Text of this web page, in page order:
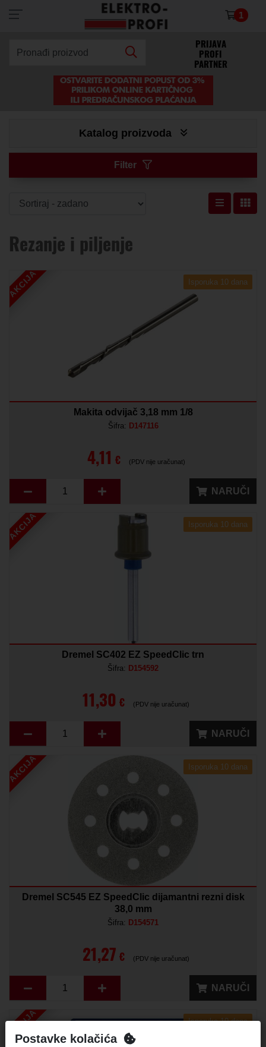
×
1
Pronađi proizvod
PRIJAVA
PROFI
PARTNER
Katalog proizvoda
Filter
Rezanje i piljenje
AKCIJA Isporuka 10 dana
Makita odvijač 3,18 mm 1/8
Šifra: D147116
4,11 € (PDV nije uračunat)
NARUČI
AKCIJA Isporuka 10 dana
Dremel SC402 EZ SpeedClic trn
Šifra: D154592
11,30 € (PDV nije uračunat)
NARUČI
AKCIJA Isporuka 10 dana
Dremel SC545 EZ SpeedClic dijamantni rezni disk
38,0 mm
Šifra: D154571
21,27 € (PDV nije uračunat)
NARUČI
AKCIJA Isporuka 10 dana
Postavke kolačića